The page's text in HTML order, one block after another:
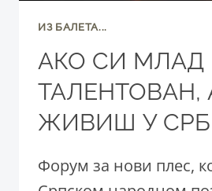
ИЗ БАЛЕТА...
АКО СИ МЛАД
ТАЛЕНТОВАН,
ЖИВИШ У
Форум за нови плес,